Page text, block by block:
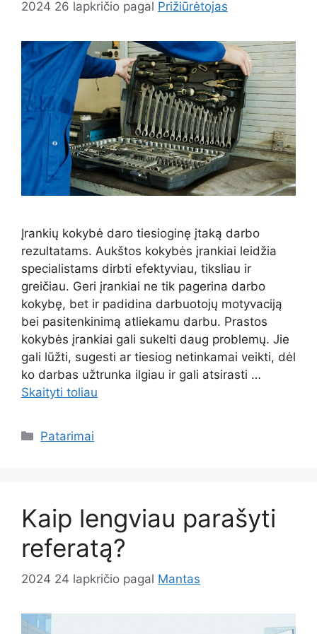
2024 26 lapkričio pagal Prižiūrėtojas
Įrankių kokybė daro tiesioginę įtaką darbo
rezultatams. Aukštos kokybės įrankiai leidžia
specialistams dirbti efektyviau, tiksliau ir
greičiau. Geri įrankiai ne tik pagerina darbo
kokybę, bet ir padidina darbuotojų motyvaciją
bei pasitenkinimą atliekamu darbu. Prastos
kokybės įrankiai gali sukelti daug problemų. Jie
gali lūžti, sugesti ar tiesiog netinkamai veikti, dėl
ko darbas užtrunka ilgiau ir gali atsirasti …
Skaityti toliau
Kategorijos
Patarimai
Kaip lengviau parašyti
referatą?
2024 24 lapkričio pagal Mantas